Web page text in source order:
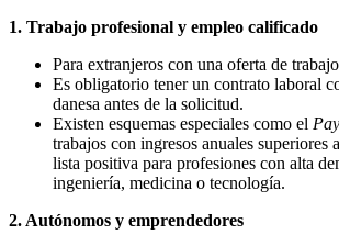
1. Trabajo profesional y empleo calificado
Para extranjeros con una oferta de
Es obligatorio tener un contrato laboral
danesa antes de la solicitud.
Existen esquemas especiales como el
trabajos con ingresos anuales superiores
lista positiva para profesiones con alta
ingeniería, medicina o tecnología.
2. Autónomos y emprendedores